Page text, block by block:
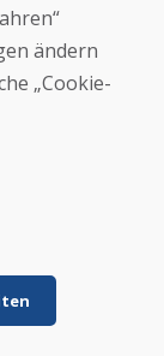
sorgfältig
Zusta...
ändern
„Cookie-